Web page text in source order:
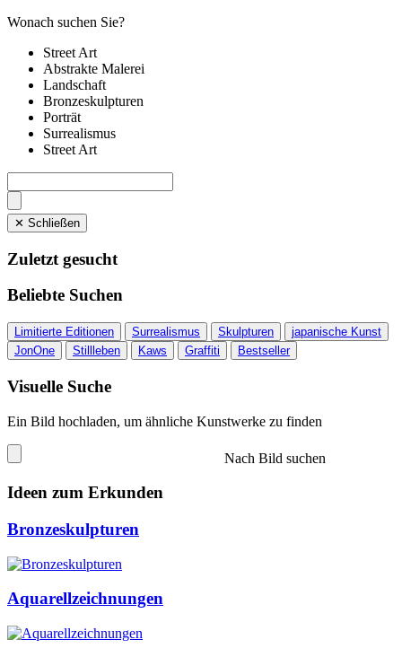
Wonach suchen Sie?
Street Art
Abstrakte Malerei
Landschaft
Bronzeskulpturen
Porträt
Surrealismus
Street Art
✕ Schließen
Zuletzt gesucht
Beliebte Suchen
Limitierte Editionen Surrealismus Skulpturen
japanische Kunst
JonOne
Stillleben Kaws Graffiti Bestseller
Visuelle Suche
Ein Bild hochladen, um ähnliche Kunstwerke zu finden
Nach Bild suchen
Ideen zum Erkunden
Bronzeskulpturen
Aquarellzeichnungen